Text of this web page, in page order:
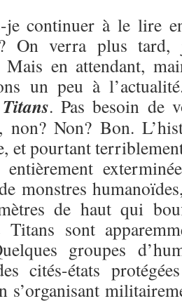
je continuer à le lire
On verra plus
Mais en attendant,
un peu à
. Pas besoin de
non? Non? Bon.
et pourtant
monstres
de haut qui
Titans sont
groupes
cités-états
s’organisant